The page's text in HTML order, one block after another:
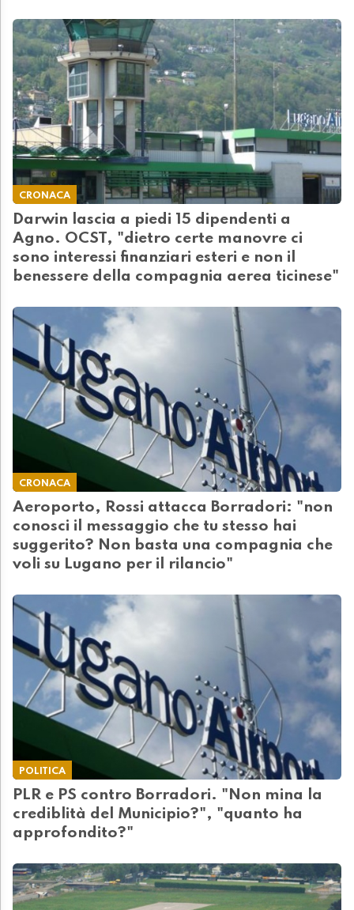
CRONACA
Darwin lascia a piedi 15 dipendenti a
Agno. OCST, "dietro certe manovre ci
sono interessi finanziari esteri e non il
benessere della compagnia aerea ticinese"
CRONACA
Aeroporto, Rossi attacca Borradori: "non
conosci il messaggio che tu stesso hai
suggerito? Non basta una compagnia che
voli su Lugano per il rilancio"
POLITICA
PLR e PS contro Borradori. "Non mina la
crediblità del Municipio?", "quanto ha
approfondito?"